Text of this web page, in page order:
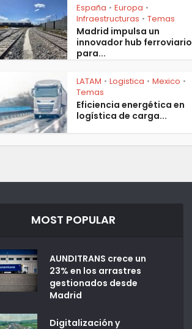
España • Europa •
Infraestructuras • Temas
Madrid impulsa un
innovador hub ferroviario
para...
LATAM • Logistica • Mexico •
Temas
Eficiencia energética en
logística de carga...
MOST POPULAR
AUNDITRANS crece un
23% en los arrastres
gestionados desde
Madrid
Digitalización y